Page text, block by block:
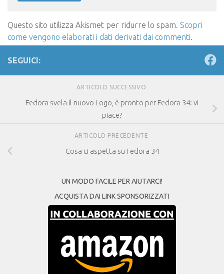
Questo sito utilizza Akismet per ridurre lo spam. Scopri
come vengono elaborati i dati derivati dai commenti.
SEGUICI:
ARTICOLO SUCCESSIVO
Fedora svela il nuovo Logo, è pronto per Fedora 34: vi
piace?
ARTICOLO PRECEDENTE
Cosa ci aspetta su Fedora 34
UN MODO FACILE PER AIUTARCI!
ACQUISTA DAI LINK SPONSORIZZATI